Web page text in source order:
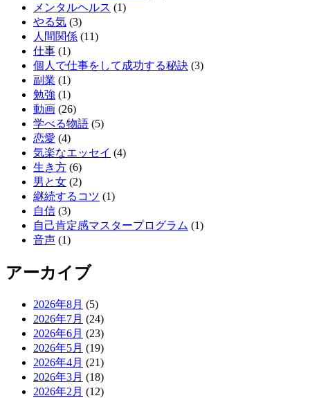
メンタルヘルス (1)
やる気 (3)
人間関係 (11)
仕事 (1)
個人で仕事をして成功する秘訣 (3)
副業 (1)
勉強 (1)
動画 (26)
学べる物語 (5)
恋愛 (4)
気楽なエッセイ (4)
生き方 (6)
男と女 (2)
継続するコツ (1)
自信 (3)
自己肯定感マスタープログラム (1)
音声 (1)
アーカイブ
2026年8月 (5)
2026年7月 (24)
2026年6月 (23)
2026年5月 (19)
2026年4月 (21)
2026年3月 (18)
2026年2月 (12)